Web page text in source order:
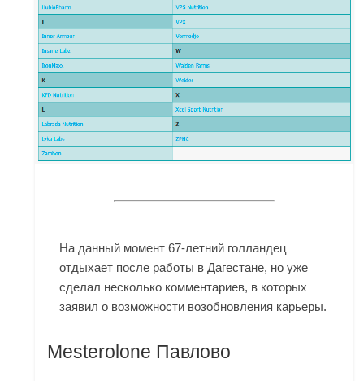
На данный момент 67-летний голландец
отдыхает после работы в Дагестане, но уже
сделал несколько комментариев, в которых
заявил о возможности возобновления карьеры.
Mesterolone Павлово